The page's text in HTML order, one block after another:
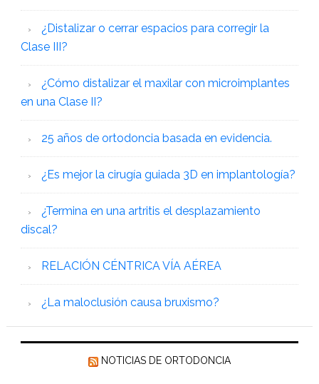
¿Distalizar o cerrar espacios para corregir la
Clase III?
¿Cómo distalizar el maxilar con microimplantes
en una Clase II?
25 años de ortodoncia basada en evidencia.
¿Es mejor la cirugía guiada 3D en implantología?
¿Termina en una artritis el desplazamiento
discal?
RELACIÓN CÉNTRICA VÍA AÉREA
¿La maloclusión causa bruxismo?
NOTICIAS DE ORTODONCIA